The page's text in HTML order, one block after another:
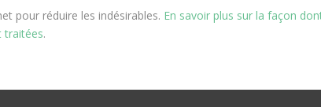
pour réduire les indésirables. En savoir plus sur la façon
traitées.